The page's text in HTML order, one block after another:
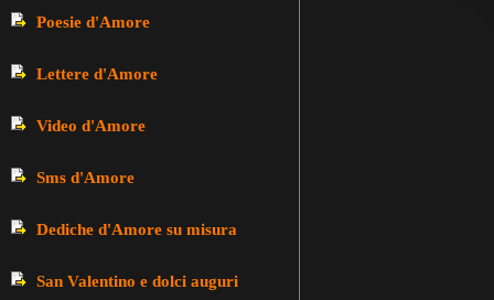
Poesie d'Amore
Lettere d'Amore
Video d'Amore
Sms d'Amore
Dediche d'Amore su misura
San Valentino e dolci auguri